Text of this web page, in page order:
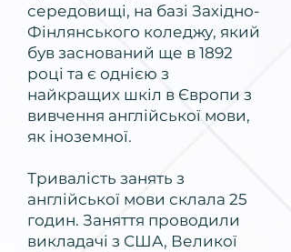
середовищі, на базі Західно-
Фінлянського коледжу, який
був заснований ще в 1892
році та є однією з
найкращих шкіл в Європи з
вивчення англійської мови,
як іноземної.
Тривалість занять з
англійської мови склала 25
годин. Заняття проводили
викладачі з США, Великої